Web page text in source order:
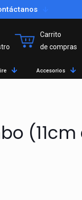
Carrito
de compras
Accesorios
(11cm